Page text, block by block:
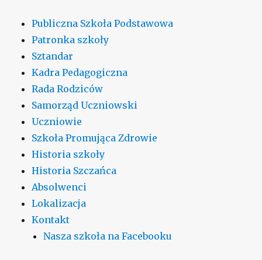
Publiczna Szkoła Podstawowa
Patronka szkoły
Sztandar
Kadra Pedagogiczna
Rada Rodziców
Samorząd Uczniowski
Uczniowie
Szkoła Promująca Zdrowie
Historia szkoły
Historia Szczańca
Absolwenci
Lokalizacja
Kontakt
Nasza szkoła na Facebooku